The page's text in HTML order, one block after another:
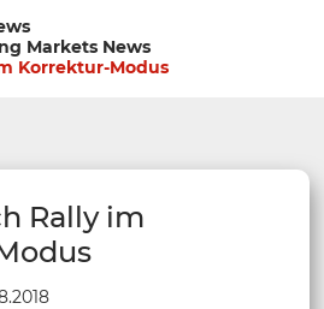
Markets News
Korrektur-Modus
Rally im